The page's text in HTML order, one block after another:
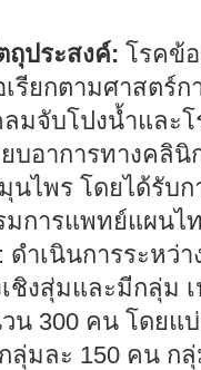
ประสงค์: โรคข้
รียกตามศาสตร์
มจับโปงน้ำและ
ยบอาการทางคลิ
นไพร โดยได้รับ
การแพทย์แผนไ
ดำเนินการระหว่
ชิงสุ่มและมีกลุ่ม
วน 300 คน โดย
ลุ่มละ 150 คน ก